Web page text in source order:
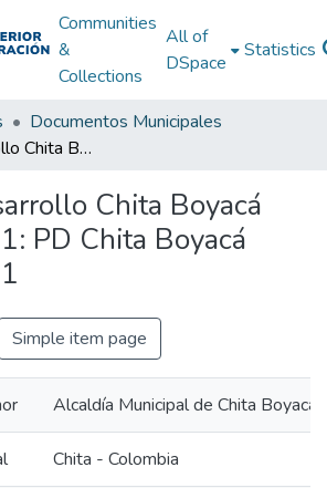
Communities
&
Collections
All of
DSpace
Statistics
Documentos Municipales
Plan de Desarrollo Chita Boyacá 2008 - 2011: PD Chita Boyacá 2008 - 2011
Chita Boyacá
PD Chita Boyacá
Simple item page
Alcaldía Municipal de Chita Boyacá
Chita - Colombia